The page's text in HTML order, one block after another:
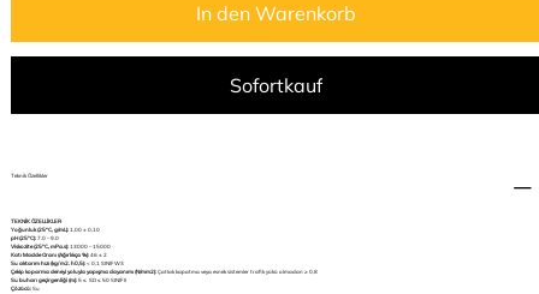
In den Warenkorb
Sofortkauf
Teknik Özellikler
TEKNİK ÖZELLİKLER
Yoğunluk (25°C, g/mL): 1,00 ± 0,10
pH (25°C): 7.0 – 9.0
Viskozite (25°C, mPa.s): 13000 – 15000
Katı Madde Oranı (Ağırlıkça %): 46 ± 2
Su aktarım hızı (kg/ m2. h0,5): < 0,1 SINIF W3
Çekip koparma deneyi yoluyla yapışma dayanımı (N/mm2): Çatlak kapatma veya esnek sistemler trafik yükü olmadan ≥ 0,8
Su buharı geçirgenliği (m): 5 ≤ SD ≤ 50 SINIF II
Çözücü:Su